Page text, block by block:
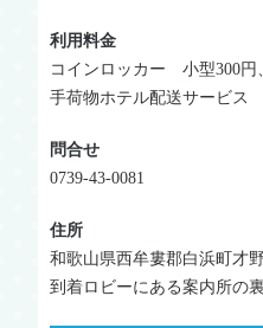
利用料金
コインロッカー 小型300円
手荷物ホテル配送サービス
問合せ
0739-43-0081
住所
和歌山県西牟婁郡白浜町才
到着ロビーにある案内所の